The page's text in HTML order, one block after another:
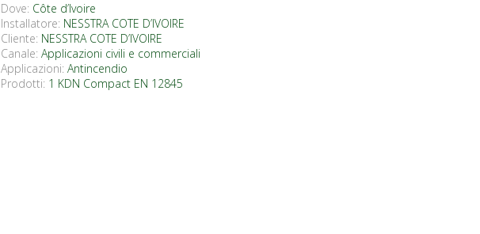
Dove: Côte d’Ivoire
Installatore: NESSTRA COTE D’IVOIRE
Cliente: NESSTRA COTE D’IVOIRE
Canale: Applicazioni civili e commerciali
Applicazioni: Antincendio
Prodotti: 1 KDN Compact EN 12845